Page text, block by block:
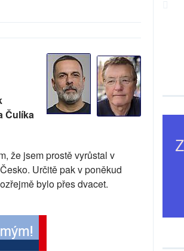
Čulíka
že jsem prostě vyrůstal v
Určitě pak v poněkud
bylo přes dvacet.